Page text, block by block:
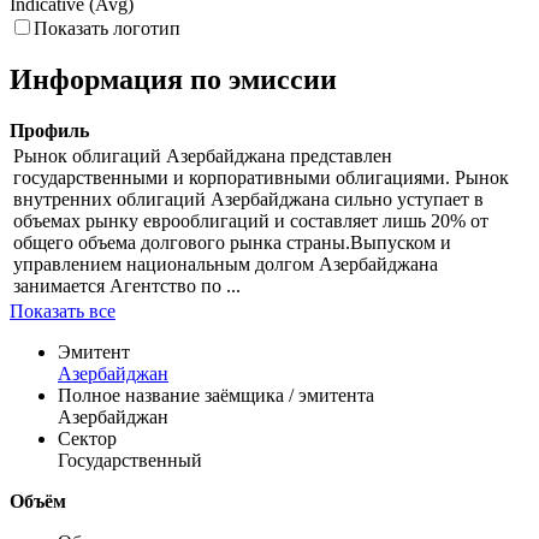
Показать логотип
Информация по эмиссии
Профиль
Рынок облигаций Азербайджана представлен
государственными и корпоративными облигациями. Рынок
внутренних облигаций Азербайджана сильно уступает в
объемах рынку еврооблигаций и составляет лишь 20% от
общего объема долгового рынка страны.Выпуском и
управлением национальным долгом Азербайджана
занимается Агентство по ...
Показать все
Эмитент
Азербайджан
Полное название заёмщика / эмитента
Азербайджан
Сектор
Государственный
Объём